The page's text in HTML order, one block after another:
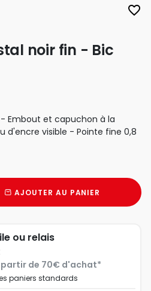
favorite_border
noir fin - Bic
Embout et capuchon à la
d'encre visible - Pointe fine 0,8
AJOUTER AU PANIER
ou relais
de 70€ d'achat*
paniers standards